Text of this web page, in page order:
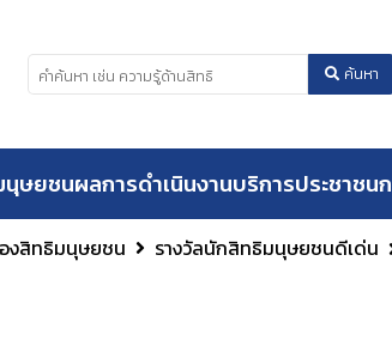
ค้นหา
นุษยชนผลการดำเนินงานบริการประชาชน
งสิทธิมนุษยชน รางวัลนักสิทธิมนุษยชนดีเด่น